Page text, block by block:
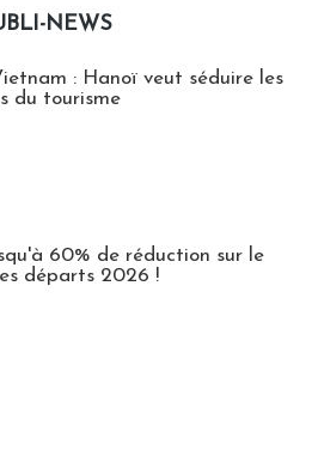
NEWS
: Hanoï veut séduire les
du tourisme
60% de réduction sur le
départs 2026 !